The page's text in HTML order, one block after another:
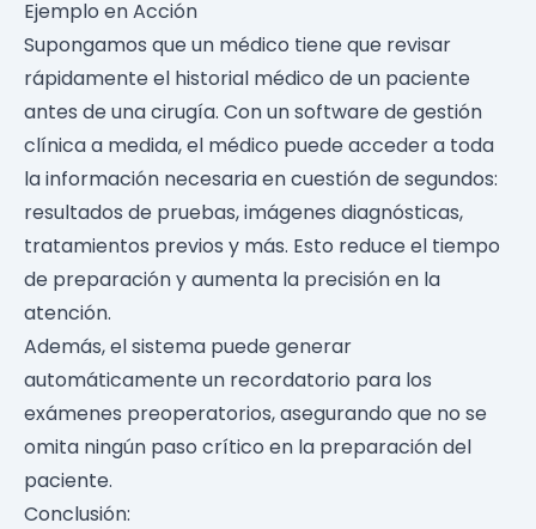
Ejemplo en Acción
Supongamos que un médico tiene que revisar
rápidamente el historial médico de un paciente
antes de una cirugía. Con un software de gestión
clínica a medida, el médico puede acceder a toda
la información necesaria en cuestión de segundos:
resultados de pruebas, imágenes diagnósticas,
tratamientos previos y más. Esto reduce el tiempo
de preparación y aumenta la precisión en la
atención.
Además, el sistema puede generar
automáticamente un recordatorio para los
exámenes preoperatorios, asegurando que no se
omita ningún paso crítico en la preparación del
paciente.
Conclusión: